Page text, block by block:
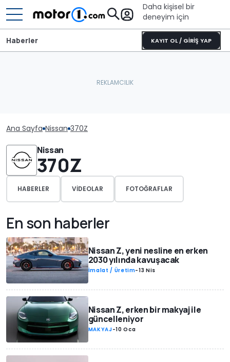
Daha kişisel bir
deneyim için
KAYIT OL / GİRİŞ YAP
Haberler
Ana Sayfa Nissan 370Z
Nissan
370Z
HABERLER VIDEOLAR FOTOĞRAFLAR
En son haberler
Nissan Z, yeni nesline en erken
2030 yılında kavuşacak
İmalat / Üretim-13 Nis
Nissan Z, erken bir makyaj ile
güncelleniyor
MAKYAJ-10 Oca